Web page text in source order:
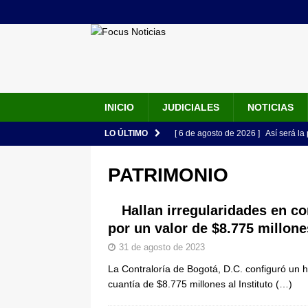
INICIO JUDICIALES NOTICIAS
LO ÚLTIMO [ 6 de agosto de 2026 ] Así será la
[ 6 de agosto de 2026 ]
una “desobediencia civil” desde el
[ 6 de agosto de 2026 ] La historia
Espriella: tradición, simbolismo y
ÚLTIMO
PATRIMONIO
Hallan irregularidades en
por un valor de $8.775
31 de agosto de 2023
La Contraloría de Bogotá, D.C. configuró un
cuantía de $8.775 millones al Instituto (…)